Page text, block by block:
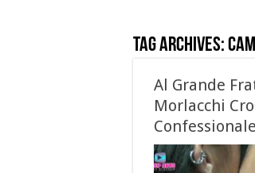
Tag Archives:
Al Grande
Morlacchi